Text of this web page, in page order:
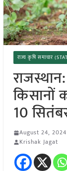
राज्य कृषि समाचार
किसानों
10
August 24, 2024
Krishak Jagat